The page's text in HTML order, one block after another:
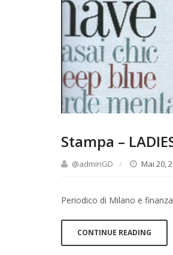
Stampa –
@adminGD Mai 20,
Periodico di Milano e
CONTINUE READING